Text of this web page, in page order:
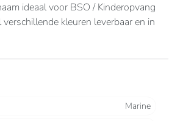
ideaal voor BSO / Kinderopvang
kleuren leverbaar en in
de foto niet per kleurblokje wijzigt.
Marine